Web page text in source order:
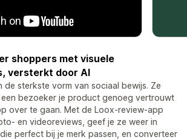
shoppers met visuele
versterkt door AI
de sterkste vorm van sociaal bewijs. Ze
bezoeker je product genoeg vertrouwt
over te gaan. Met de Loox-review-app
en videoreviews, geef je ze weer in
perfect bij je merk passen, en converteer